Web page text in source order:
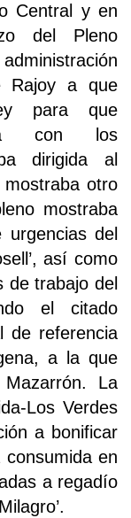
Central y en
del Pleno
Rajoy a que
para que
con los
dirigida al
otro
mostraba
del
así como
de trabajo del
el citado
de referencia
a la que
La
Los Verdes
a bonificar
en
a regadío